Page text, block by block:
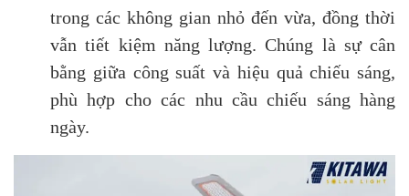
trong các không gian nhỏ đến vừa, đồng thời
vẫn tiết kiệm năng lượng. Chúng là sự cân
bằng giữa công suất và hiệu quả chiếu sáng,
phù hợp cho các nhu cầu chiếu sáng hàng
ngày.